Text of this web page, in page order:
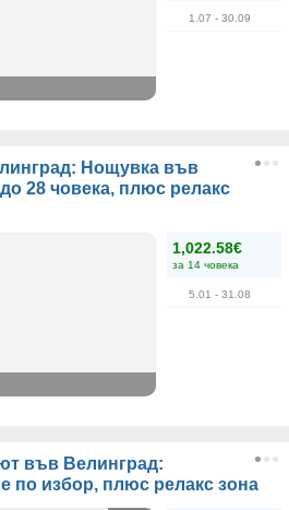
1.07 - 30.09
Нощувка във
28 човека, плюс релакс
1,022.58€
за 14 човека
5.01 - 31.08
във Велинград:
по избор, плюс релакс зона